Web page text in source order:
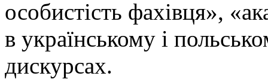
особистість фахівця»,
в українському і
дискурсах.